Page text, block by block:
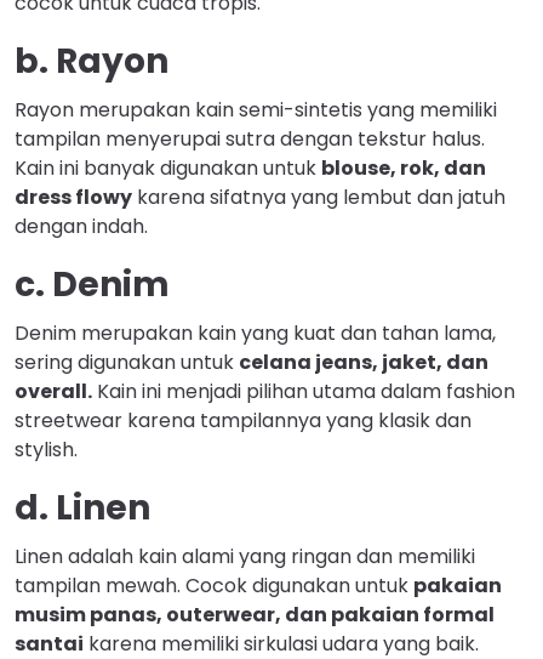
b. Rayon
Rayon merupakan kain semi-sintetis yang memiliki
tampilan menyerupai sutra dengan tekstur halus.
Kain ini banyak digunakan untuk blouse, rok, dan
dress flowy karena sifatnya yang lembut dan jatuh
dengan indah.
c. Denim
Denim merupakan kain yang kuat dan tahan lama,
sering digunakan untuk celana jeans, jaket, dan
overall. Kain ini menjadi pilihan utama dalam fashion
streetwear karena tampilannya yang klasik dan
stylish.
d. Linen
Linen adalah kain alami yang ringan dan memiliki
tampilan mewah. Cocok digunakan untuk pakaian
musim panas, outerwear, dan pakaian formal
santai karena memiliki sirkulasi udara yang baik.